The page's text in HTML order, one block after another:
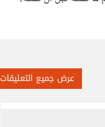
عرض جميع التعليقات